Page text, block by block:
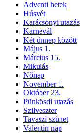
Adventi hetek
Húsvét
Karácsonyi utazás
Karnevál
Két ünnep között
Május 1.
Március 15.
Mikulás
Nőnap
November 1.
Október 23.
Pünkösdi utazás
Szilveszter
Tavaszi szünet
Valentin nap